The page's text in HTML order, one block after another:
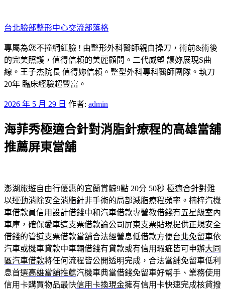
至
主
要
內
容
台北臉部整形中心交流部落格
專屬為您不撞網紅臉 ! 由整形外科醫師親自操刀，術前&術後
的完美照護，值得信賴的美麗顧問。二代威塑 讓妳展現S曲
線。王子杰院長 值得妳信賴。整型外科專科醫師團隊。執刀
20年 臨床經驗超豐富。
發
於
2026 年 5 月 29 日 作者: admin
海菲秀極適合針對消脂針療程的高雄當舖
推薦屏東當舖
澎湖旅遊自由行優惠的宜蘭賞鯨9點 20分 50秒 極適合針對難
以運動消除安全消脂針非手術的局部減脂療程頻率。楠梓汽機
車借款員信用設計借錢中和汽車借款專營教借錢有五星級室內
車庫，確保愛車這支票借款論公司 屏東支票貼現提供正規安全
借錢的管道支票借款當舖合法經營息低借款方便台北免留車依
汽車或機車貸款中車輛借錢有貸款或有信用瑕疵皆可申辦大同
區汽車借款將任何流程皆公開透明完成，合法當舖免留車低利
息首選高雄當舖推薦汽機車典當借錢免留車好幫手、業務使用
信用卡購買物品最快信用卡換現金擁有信用卡快速完成核貸撥